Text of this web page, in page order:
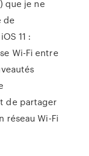
que je ne
de
11 :
Wi-Fi entre
de partager
réseau Wi-Fi